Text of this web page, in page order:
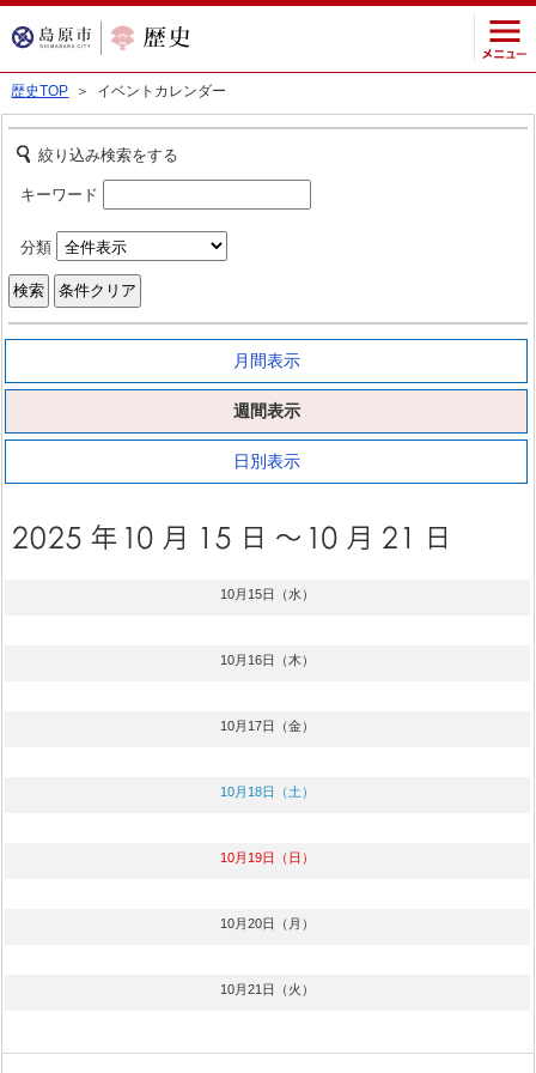
歴史TOP ＞ イベントカレンダー
絞り込み検索をする
キーワード
分類
月間表示
週間表示
日別表示
10月15日（水）
10月16日（木）
10月17日（金）
10月18日（土）
10月19日（日）
10月20日（月）
10月21日（火）